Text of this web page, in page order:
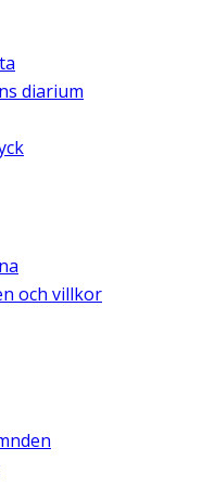
diarium
och villkor